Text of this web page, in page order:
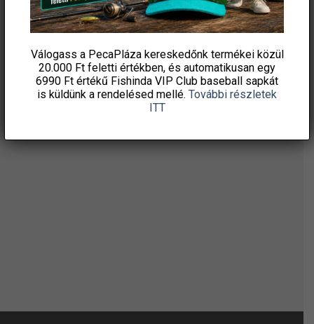
ÉRTESÜLJ ELSŐKÉNT! IRATKOZZ FEL A
HÍRLEVELÜNKRE!
Válogass a PecaPláza kereskedőnk termékei közül
20.000 Ft feletti értékben, és automatikusan egy
6990 Ft értékű Fishinda VIP Club baseball sapkát
is küldünk a rendelésed mellé. További részletek
ITT